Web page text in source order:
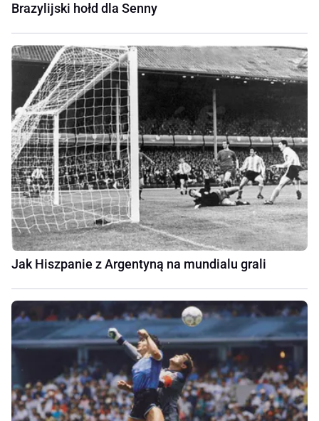
Brazylijski hołd dla Senny
Jak Hiszpanie z Argentyną na mundialu grali